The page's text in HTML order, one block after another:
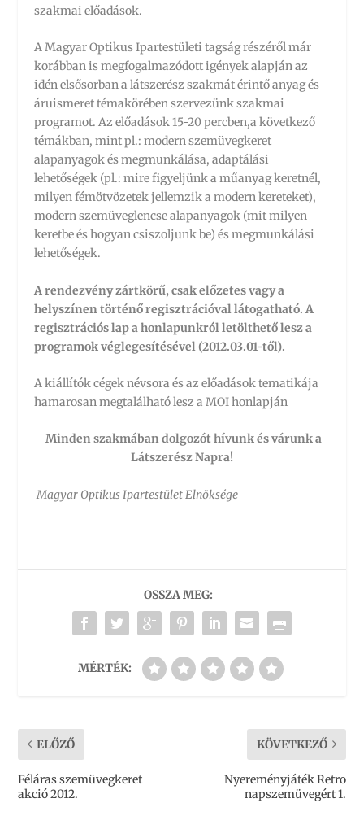
szakmai előadások.
A Magyar Optikus Ipartestületi tagság részéről már
korábban is megfogalmazódott igények alapján az
idén elsősorban a látszerész szakmát érintő anyag és
áruismeret témakörében szervezünk szakmai
programot. Az előadások 15-20 percben,a következő
témákban, mint pl.: modern szemüvegkeret
alapanyagok és megmunkálása, adaptálási
lehetőségek (pl.: mire figyeljünk a műanyag keretnél,
milyen fémötvözetek jellemzik a modern kereteket),
modern szemüveglencse alapanyagok (mit milyen
keretbe és hogyan csiszoljunk be) és megmunkálási
lehetőségek.
A rendezvény zártkörű, csak előzetes vagy a
helyszínen történő regisztrációval látogatható. A
regisztrációs lap a honlapunkról letölthető lesz a
programok véglegesítésével (2012.03.01-től).
A kiállítók cégek névsora és az előadások tematikája
hamarosan megtalálható lesz a MOI honlapján
Minden szakmában dolgozót hívunk és várunk a
Látszerész Napra!
Magyar Optikus Ipartestület Elnöksége
OSSZA MEG:
MÉRTÉK:
ELŐZŐ
Féláras szemüvegkeret
akció 2012.
KÖVETKEZŐ
Nyereményjáték Retro
napszemüvegért 1.